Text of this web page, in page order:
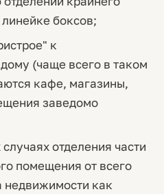
боксов;
к
(чаще всего в таком
кафе, магазины,
заведомо
отделения части
помещения от всего
недвижимости как